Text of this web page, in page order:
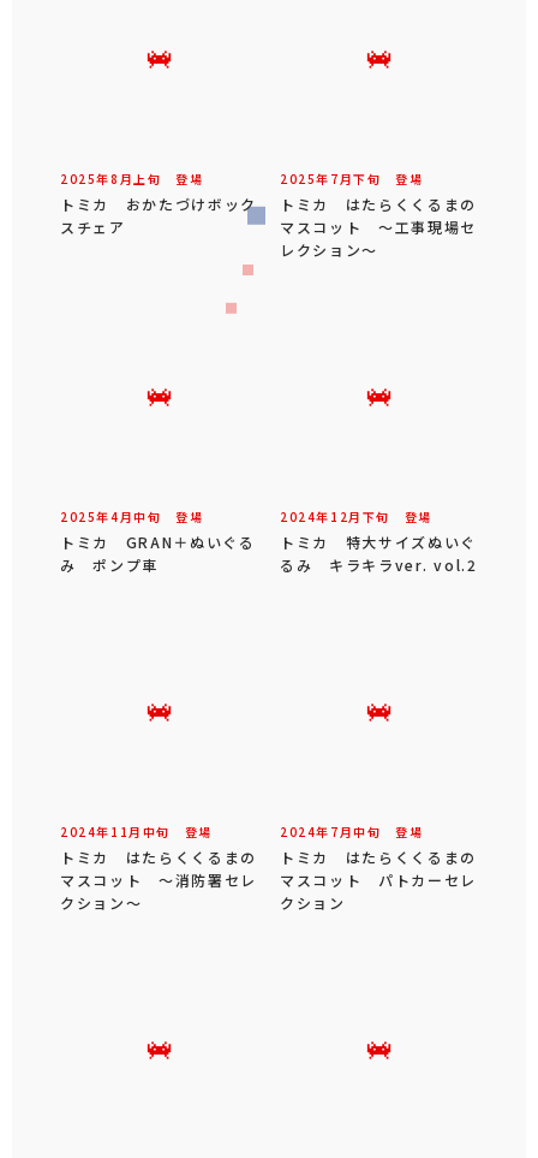
2025年8 月 上旬 登場
トミカ おかたづけボック
スチェア
2025年 7 月下旬 登場
トミカ はたらくくるまの
マスコット ～工事現場セ
レクション～
2025年4 月中旬 登場
トミカ GRAN＋ぬいぐる
み ポンプ車
2024年 12 月 下旬 登場
トミカ 特大サイズぬいぐ
るみ キラキラver. vol.2
2024年 11 月 中旬 登場
トミカ はたらくくるまの
マスコット ～消防署セレ
クション～
2024年 7 月中旬 登場
トミカ はたらくくるまの
マスコット パトカーセレ
クション